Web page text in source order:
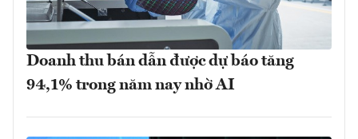
Doanh thu bán dẫn được dự báo tăng
94,1% trong năm nay nhờ AI